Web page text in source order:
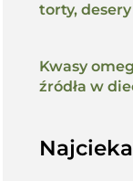
torty,
Kwasy
źródła w